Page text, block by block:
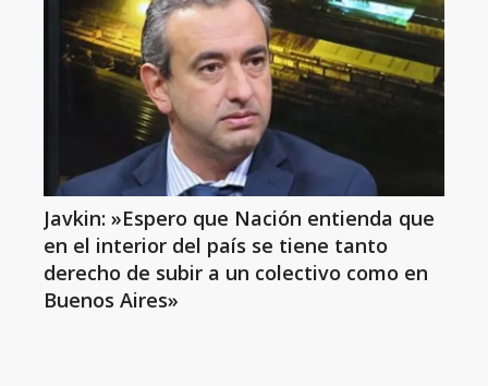
Javkin: »Espero que Nación entienda que
en el interior del país se tiene tanto
derecho de subir a un colectivo como en
Buenos Aires»